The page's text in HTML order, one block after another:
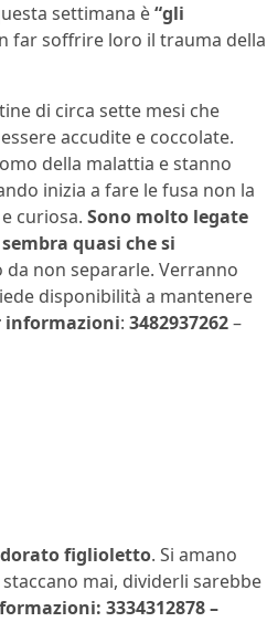
settimana è“gli
far soffrire loro il trauma della
di circa sette mesi che
accudite e coccolate.
della malattia e stanno
inizia a fare le fusa non la
curiosa. Sono molto legate
quasi che si
da non separarle. Verranno
disponibilità a mantenere
informazioni: 3482937262–
figlioletto. Si amano
mai, dividerli sarebbe
3334312878 –